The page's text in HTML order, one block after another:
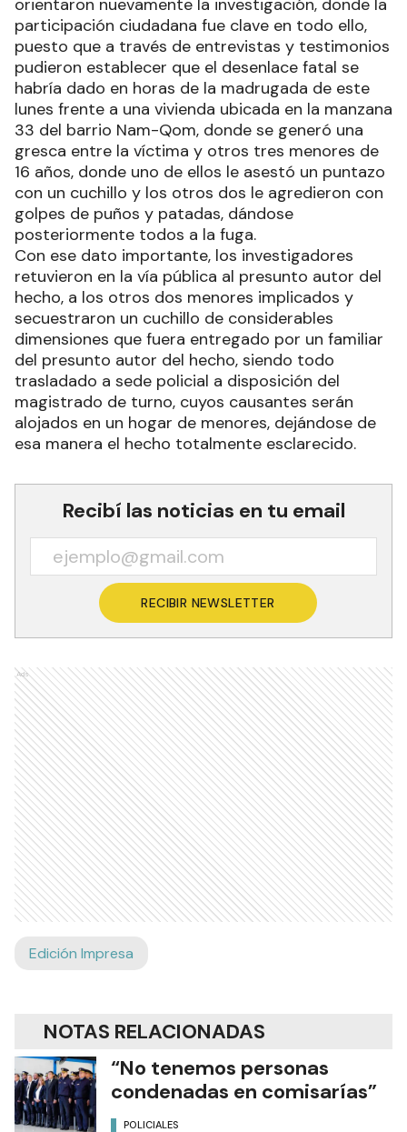
participación ciudadana fue clave en todo ello,
puesto que a través de entrevistas y testimonios
pudieron establecer que el desenlace fatal se
habría dado en horas de la madrugada de este
lunes frente a una vivienda ubicada en la manzana
33 del barrio Nam-Qom, donde se generó una
gresca entre la víctima y otros tres menores de
16 años, donde uno de ellos le asestó un puntazo
con un cuchillo y los otros dos le agredieron con
golpes de puños y patadas, dándose
posteriormente todos a la fuga.
Con ese dato importante, los investigadores
retuvieron en la vía pública al presunto autor del
hecho, a los otros dos menores implicados y
secuestraron un cuchillo de considerables
dimensiones que fuera entregado por un familiar
del presunto autor del hecho, siendo todo
trasladado a sede policial a disposición del
magistrado de turno, cuyos causantes serán
alojados en un hogar de menores, dejándose de
esa manera el hecho totalmente esclarecido.
Recibí las noticias en tu email
RECIBIR NEWSLETTER
Ads
Edición Impresa
NOTAS RELACIONADAS
“No tenemos personas
condenadas en comisarías”
POLICIALES